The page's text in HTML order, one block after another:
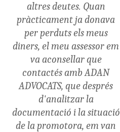
altres deutes. Quan
pràcticament ja donava
per perduts els meus
diners, el meu assessor em
va aconsellar que
contactés amb ADAN
ADVOCATS, que després
d'analitzar la
documentació i la situació
de la promotora, em van